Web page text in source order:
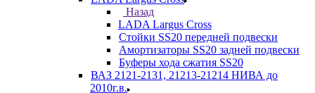
Назад
LADA Largus Cross
Стойки SS20 передней подвески
Амортизаторы SS20 задней подвески
Буферы хода сжатия SS20
ВАЗ 2121-2131, 21213-21214 НИВА до
2010г.в.